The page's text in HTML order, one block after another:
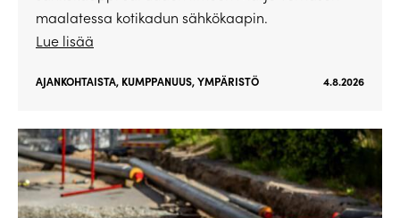
maalatessa kotikadun sähkökaapin.
Lue lisää
AJANKOHTAISTA, KUMPPANUUS,YMPÄRISTÖ 4.8.2026